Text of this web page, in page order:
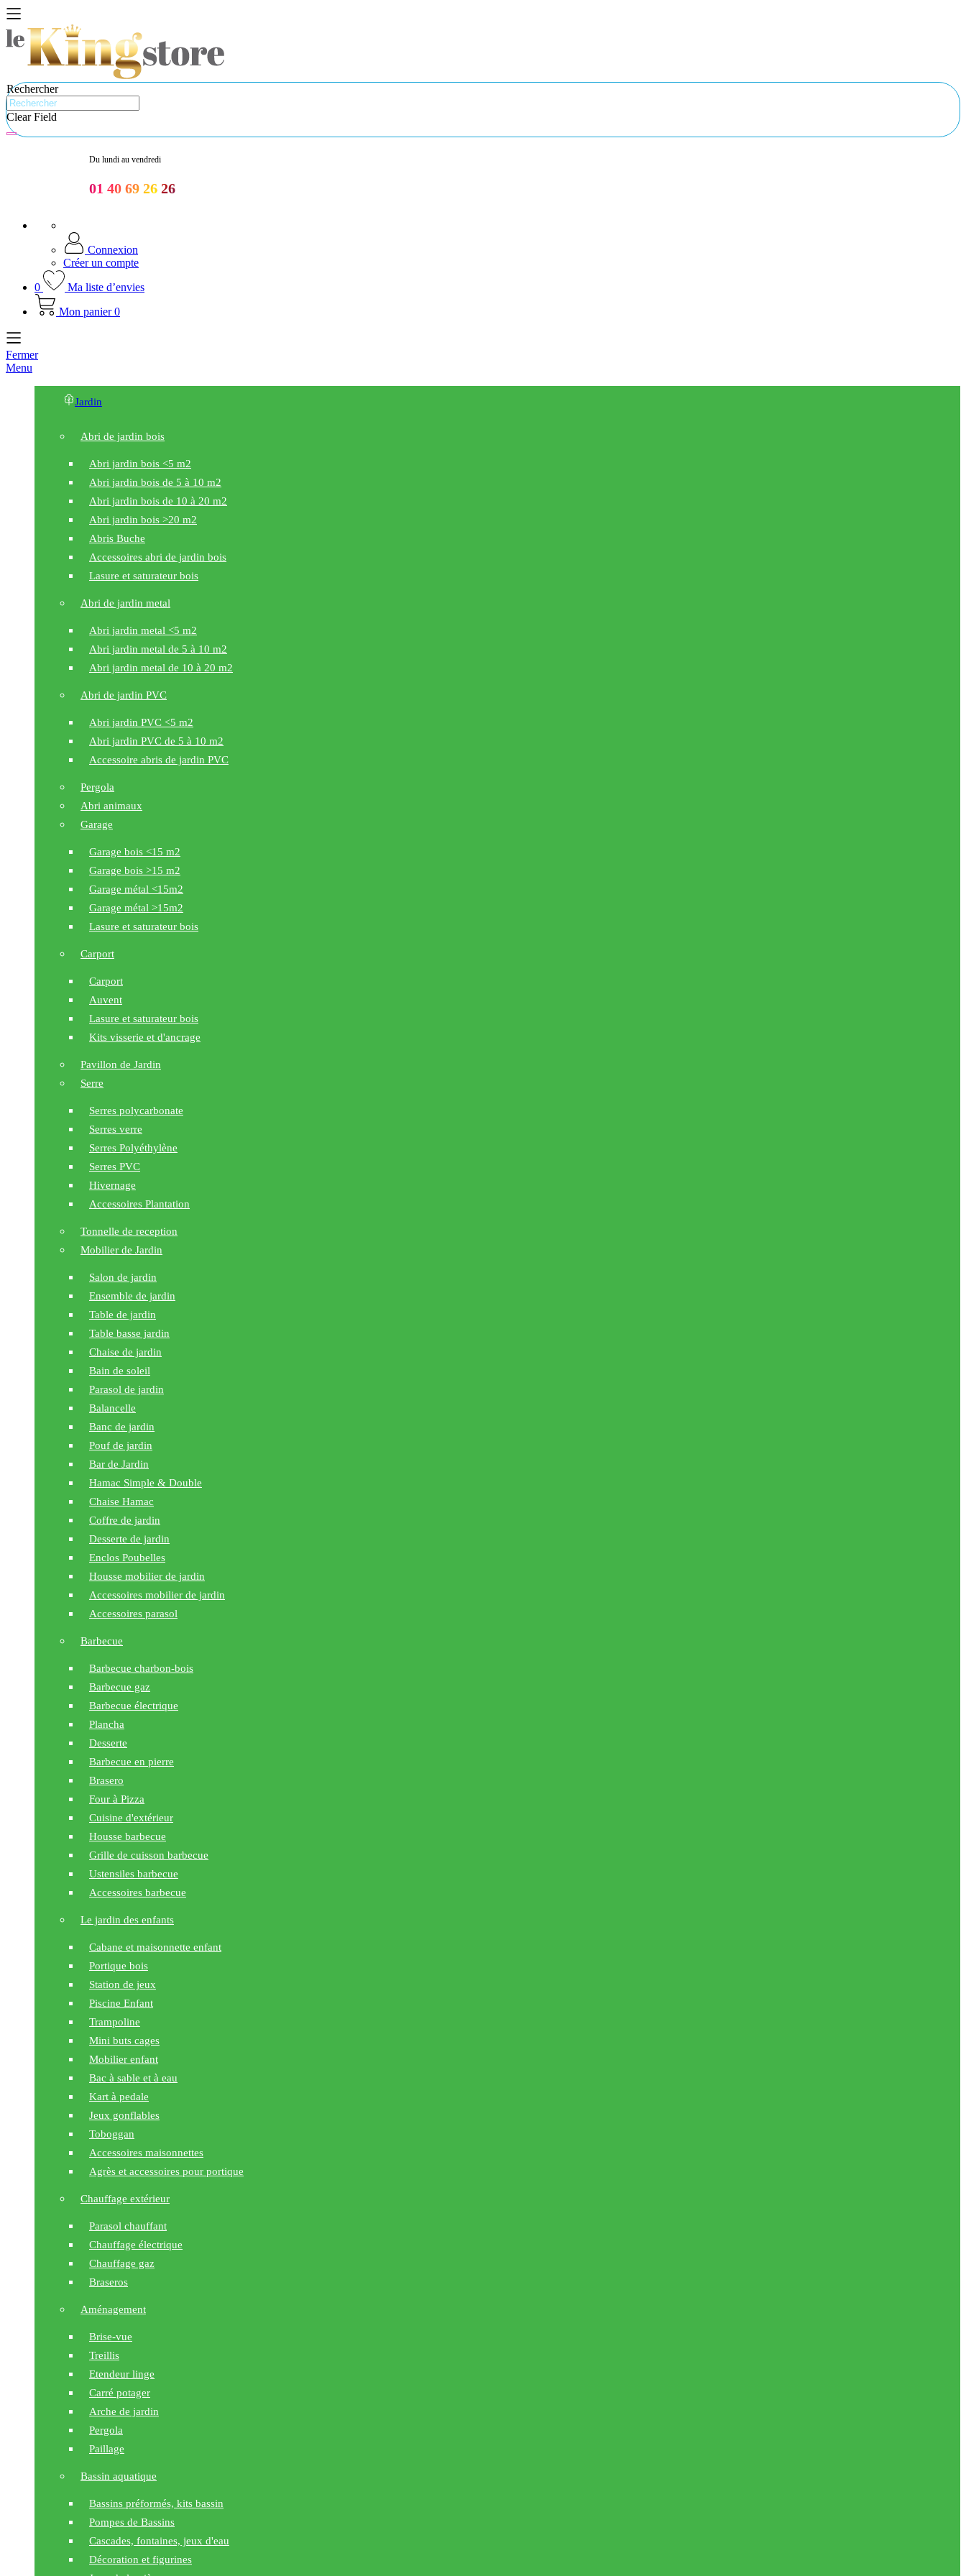
Rechercher
Clear Field
Du lundi au vendredi
01 40 69 26 26
Connexion
Créer un compte
0
Ma liste d’envies
Mon panier 0
Fermer
Menu
Jardin
Abri de jardin bois
Abri jardin bois <5 m2
Abri jardin bois de 5 à 10 m2
Abri jardin bois de 10 à 20 m2
Abri jardin bois >20 m2
Abris Buche
Accessoires abri de jardin bois
Lasure et saturateur bois
Abri de jardin metal
Abri jardin metal <5 m2
Abri jardin metal de 5 à 10 m2
Abri jardin metal de 10 à 20 m2
Abri de jardin PVC
Abri jardin PVC <5 m2
Abri jardin PVC de 5 à 10 m2
Accessoire abris de jardin PVC
Pergola
Abri animaux
Garage
Garage bois <15 m2
Garage bois >15 m2
Garage métal <15m2
Garage métal >15m2
Lasure et saturateur bois
Carport
Carport
Auvent
Lasure et saturateur bois
Kits visserie et d'ancrage
Pavillon de Jardin
Serre
Serres polycarbonate
Serres verre
Serres Polyéthylène
Serres PVC
Hivernage
Accessoires Plantation
Tonnelle de reception
Mobilier de Jardin
Salon de jardin
Ensemble de jardin
Table de jardin
Table basse jardin
Chaise de jardin
Bain de soleil
Parasol de jardin
Balancelle
Banc de jardin
Pouf de jardin
Bar de Jardin
Hamac Simple & Double
Chaise Hamac
Coffre de jardin
Desserte de jardin
Enclos Poubelles
Housse mobilier de jardin
Accessoires mobilier de jardin
Accessoires parasol
Barbecue
Barbecue charbon-bois
Barbecue gaz
Barbecue électrique
Plancha
Desserte
Barbecue en pierre
Brasero
Four à Pizza
Cuisine d'extérieur
Housse barbecue
Grille de cuisson barbecue
Ustensiles barbecue
Accessoires barbecue
Le jardin des enfants
Cabane et maisonnette enfant
Portique bois
Station de jeux
Piscine Enfant
Trampoline
Mini buts cages
Mobilier enfant
Bac à sable et à eau
Kart à pedale
Jeux gonflables
Toboggan
Accessoires maisonnettes
Agrès et accessoires pour portique
Chauffage extérieur
Parasol chauffant
Chauffage électrique
Chauffage gaz
Braseros
Aménagement
Brise-vue
Treillis
Etendeur linge
Carré potager
Arche de jardin
Pergola
Paillage
Bassin aquatique
Bassins préformés, kits bassin
Pompes de Bassins
Cascades, fontaines, jeux d'eau
Décoration et figurines